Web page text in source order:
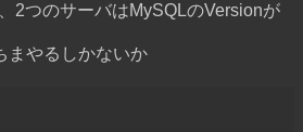
2つのサーバはMySQLのVersionが
まやるしかないか